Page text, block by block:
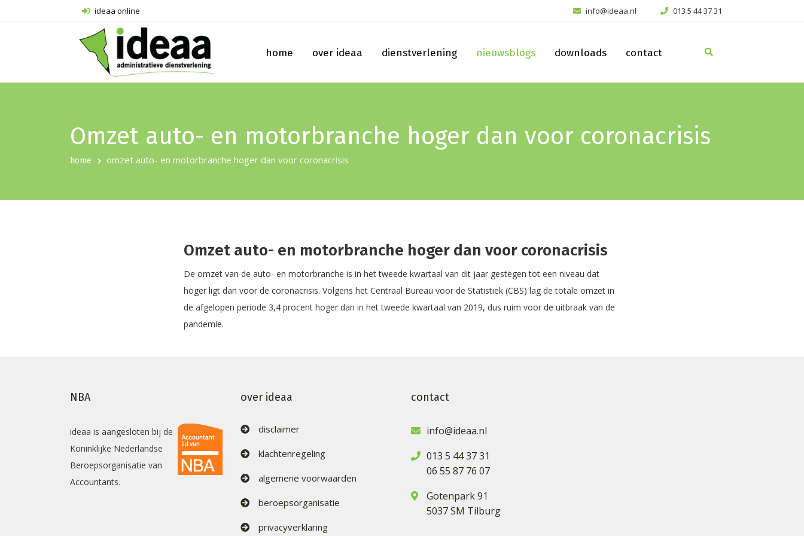
ideaa online 013 5 44 37 31
info@ideaa.nl
home over ideaa dienstverlening nieuwsblogs downloads contact
Omzet auto- en motorbranche hoger dan voor coronacrisis
home omzet auto- en motorbranche hoger dan voor coronacrisis
Omzet auto- en motorbranche hoger dan voor coronacrisis
De omzet van de auto- en motorbranche is in het tweede kwartaal van dit jaar gestegen tot een niveau dat
hoger ligt dan voor de coronacrisis. Volgens het Centraal Bureau voor de Statistiek (CBS) lag de totale omzet in
de afgelopen periode 3,4 procent hoger dan in het tweede kwartaal van 2019, dus ruim voor de uitbraak van de
pandemie.
NBA
ideaa is aangesloten bij de
Koninklijke Nederlandse
Beroepsorganisatie van
Accountants.
over ideaa
disclaimer
klachtenregeling
algemene voorwaarden
beroepsorganisatie
privacyverklaring
contact
info@ideaa.nl
013 5 44 37 31
06 55 87 76 07
Gotenpark 91
5037 SM Tilburg